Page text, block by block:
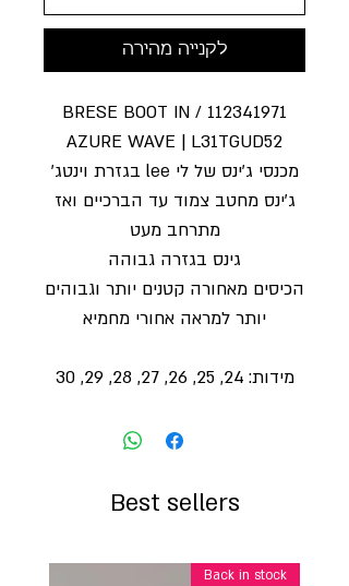
לקנייה מהירה
112341971 / BRESE BOOT IN
AZURE WAVE | L31TGUD52
מכנסי ג'ינס של לי lee בגזרת וינטג׳
ג'ינס מחטב צמוד עד הברכיים ואז
מתרחב מעט
גינס בגזרה גבוהה
הכיסים מאחורה קטנים יותר וגבוהים
יותר למראה אחורי מחמיא
מידות: 24, 25, 26, 27, 28, 29, 30
Best sellers
Back in stock